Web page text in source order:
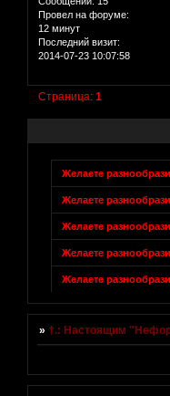
Провел на форуме:
12 минут
Последний визит:
2014-07-23 10:07:58
Страница:1
Желаете
Желаете
Желаете
Желаете
Желаете
»†.: Настоящим